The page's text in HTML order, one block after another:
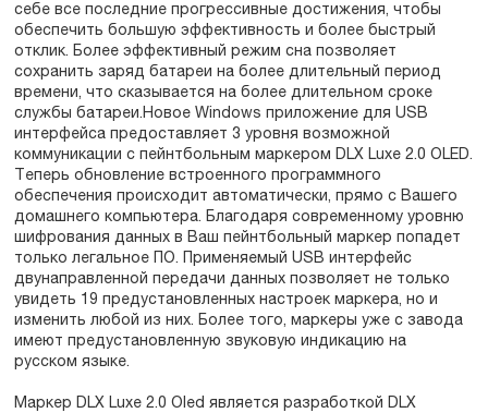
себе все последние прогрессивные достижения, чтобы
обеспечить большую эффективность и более быстрый
отклик. Более эффективный режим сна позволяет
сохранить заряд батареи на более длительный период
времени, что сказывается на более длительном сроке
службы батареи.Новое Windows приложение для USB
интерфейса предоставляет 3 уровня возможной
коммуникации с пейнтбольным маркером DLX Luxe 2.0 OLED.
Теперь обновление встроенного программного
обеспечения происходит автоматически, прямо с Вашего
домашнего компьютера. Благодаря современному уровню
шифрования данных в Ваш пейнтбольный маркер попадет
только легальное ПО. Применяемый USB интерфейс
двунаправленной передачи данных позволяет не только
увидеть 19 предустановленных настроек маркера, но и
изменить любой из них. Более того, маркеры уже с завода
имеют предустановленную звуковую индикацию на
русском языке.
Маркер DLX Luxe 2.0 Oled является разработкой DLX